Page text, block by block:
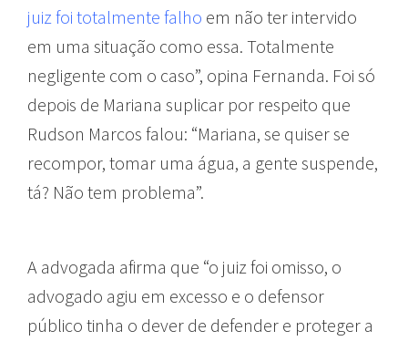
juiz foi totalmente falho em não ter intervido
em uma situação como essa. Totalmente
negligente com o caso”, opina Fernanda. Foi só
depois de Mariana suplicar por respeito que
Rudson Marcos falou: “Mariana, se quiser se
recompor, tomar uma água, a gente suspende,
tá? Não tem problema”.
A advogada afirma que “o juiz foi omisso, o
advogado agiu em excesso e o defensor
público tinha o dever de defender e proteger a